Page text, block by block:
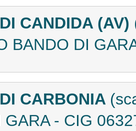
CANDIDA (AV)
BANDO DI
CARBONIA
GARA - CIG